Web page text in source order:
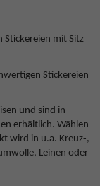
Stickereien mit Sitz
Stickereien
und sind in
erhältlich. Wählen
wird in u.a. Kreuz-,
Leinen oder